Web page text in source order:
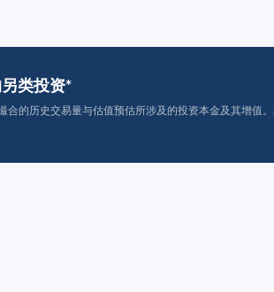
类投资*
合的历史交易量与估值预估所涉及的投资本金及其增值